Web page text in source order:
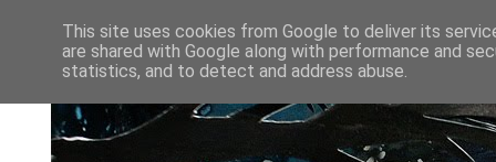
This site uses cookies from Google to deliver its
are shared with Google along with performance and
statistics, and to detect and address abuse.